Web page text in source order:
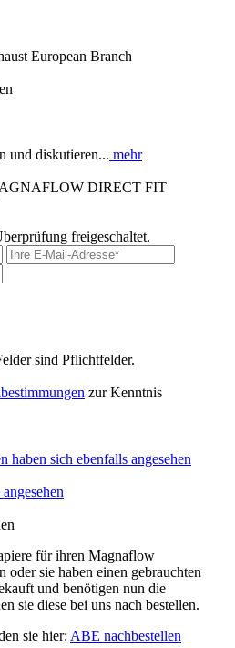
European Branch
und diskutieren... mehr
DIRECT FIT
freigeschaltet.
sind Pflichtfelder.
zur Kenntnis
haben sich ebenfalls angesehen
für ihren Magnaflow
oder sie haben einen gebrauchten
und benötigen nun die
sie diese bei uns nach bestellen.
sie hier: ABE nachbestellen